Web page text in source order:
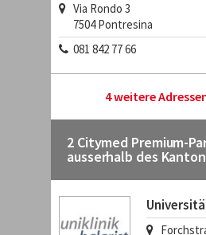
Via Rondo 3
7504 Pontresina
081 842 77 66
4 weitere
2 Citymed Premium-
ausserhalb des